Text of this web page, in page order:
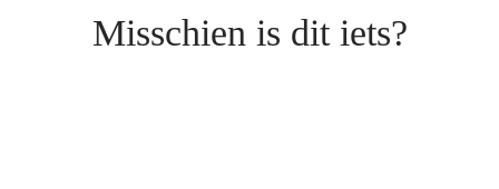
Misschien is dit iets?